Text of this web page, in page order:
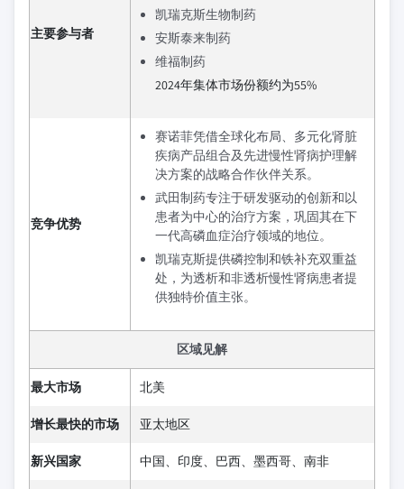
主要参与者
凯瑞克斯生物制药
安斯泰来制药
维福制药
2024年集体市场份额约为55%
竞争优势
赛诺菲凭借全球化布局、多元化肾脏
疾病产品组合及先进慢性肾病护理解
决方案的战略合作伙伴关系。
武田制药专注于研发驱动的创新和以
患者为中心的治疗方案，巩固其在下
一代高磷血症治疗领域的地位。
凯瑞克斯提供磷控制和铁补充双重益
处，为透析和非透析慢性肾病患者提
供独特价值主张。
区域见解
最大市场 北美
增长最快的市场 亚太地区
新兴国家 中国、印度、巴西、墨西哥、南非